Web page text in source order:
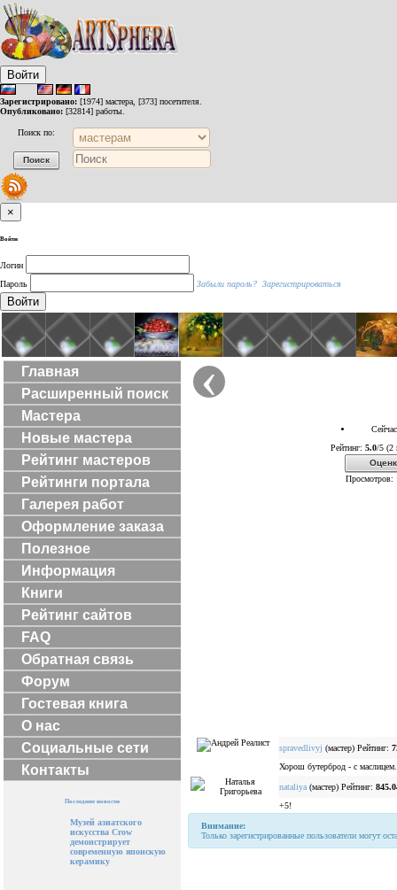
Войти
Зарегистрировано: [1974] мастера, [373] посетителя.
Опубликовано: [32814] работы.
Поиск по:
×
Войти
Логин
Пароль
Забыли пароль? Зарегистрироваться
Войти
Главная
Расширенный поиск
Мастера
Новые мастера
Рейтинг мастеров
Рейтинги портала
Галерея работ
Оформление заказа
Полезное
Информация
Книги
Рейтинг сайтов
FAQ
Обратная связь
Форум
Гостевая книга
О нас
Социальные сети
Контакты
Последние новости
Музей азиатского
искусства Crow
демонстрирует
современную японскую
керамику
‹
Рейтинг: 5.0/5 (2
Просмотров:
spravedlivyj (мастер) Рейтинг:
Хорош бутерброд - с маслицем.
nataliya (мастер) Рейтинг:
+5!
Внимание:
Только зарегистрированные пользователи могут